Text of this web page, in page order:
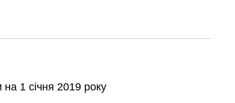
на 1 січня 2019 року